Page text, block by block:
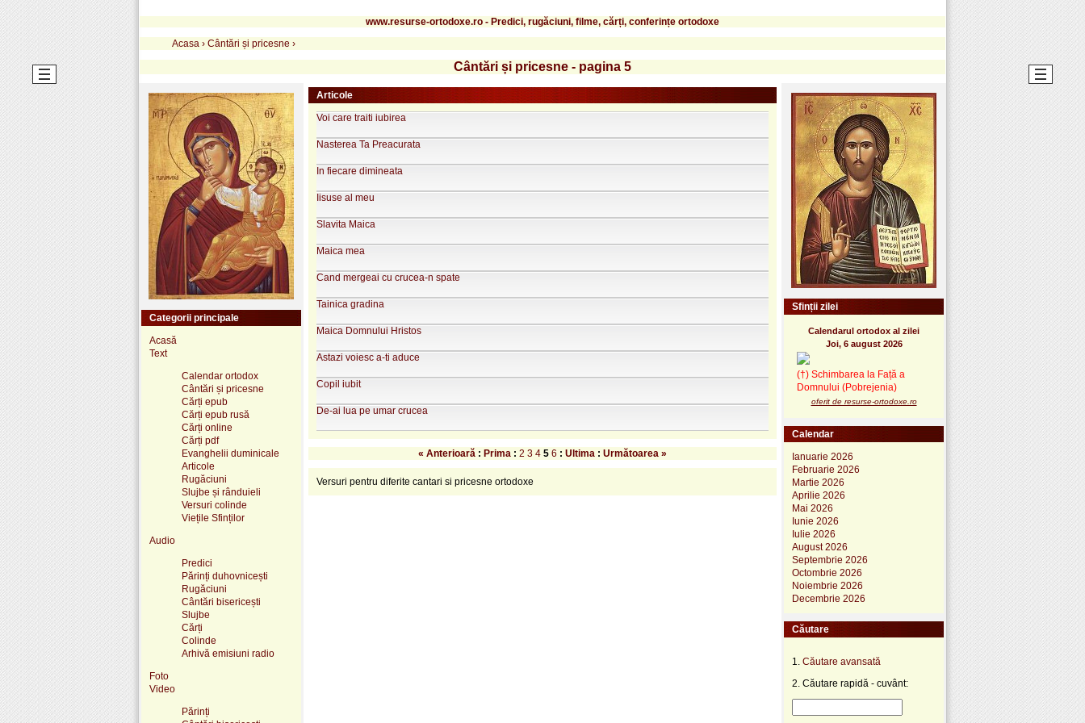
www.resurse-ortodoxe.ro - Predici, rugăciuni, filme, cărți, conferințe ortodoxe
Acasa › Cântări și pricesne ›
Cântări și pricesne - pagina 5
Categorii principale
Acasă
Text
Calendar ortodox
Cântări și pricesne
Cărți epub
Cărți epub rusă
Cărți online
Cărți pdf
Evanghelii duminicale
Articole
Rugăciuni
Slujbe și rânduieli
Versuri colinde
Viețile Sfinților
Audio
Predici
Părinți duhovnicești
Rugăciuni
Cântări bisericești
Slujbe
Cărți
Colinde
Arhivă emisiuni radio
Foto
Video
Părinți
Articole
Voi care traiti iubirea
Nasterea Ta Preacurata
In fiecare dimineata
Iisuse al meu
Slavita Maica
Maica mea
Cand mergeai cu crucea-n spate
Tainica gradina
Maica Domnului Hristos
Astazi voiesc a-ti aduce
Copil iubit
De-ai lua pe umar crucea
« Anterioară : Prima : 2 3 4 5 6 : Ultima : Următoarea »
Versuri pentru diferite cantari si pricesne ortodoxe
Sfinții zilei
Calendarul ortodox al zilei
Joi, 6 august 2026
(†) Schimbarea la Față a
Domnului (Pobrejenia)
oferit de resurse-ortodoxe.ro
Calendar
Ianuarie 2026
Februarie 2026
Martie 2026
Aprilie 2026
Mai 2026
Iunie 2026
Iulie 2026
August 2026
Septembrie 2026
Octombrie 2026
Noiembrie 2026
Decembrie 2026
Căutare
1. Căutare avansată
2. Căutare rapidă - cuvânt: